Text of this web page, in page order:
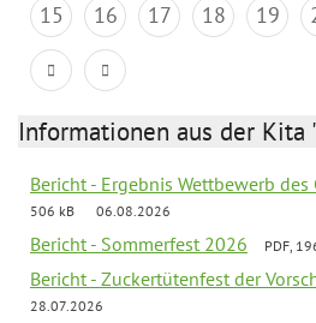
15
16 17 18 19
Informationen aus der Kita
Bericht - Ergebnis Wettbewerb des
506 kB
06.08.2026
Bericht - Sommerfest 2026 PDF,
Bericht - Zuckertütenfest der
28.07.2026